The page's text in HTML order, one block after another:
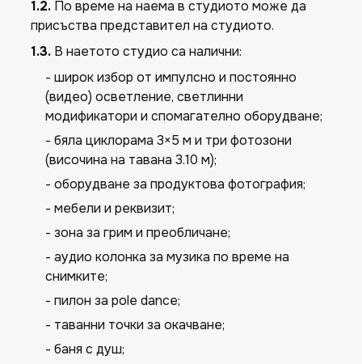
1.2. По време на наема в студиото може да
присъства представител на студиото.
1.3. В наетото студио са налични:
- широк избор от импулсно и постоянно
(видео) осветление, светлинни
модификатори и спомагателно оборудване;
- бяла циклорама 3×5 м и три фотозони
(височина на тавана 3.10 м);
- оборудване за продуктова фотография;
- мебели и реквизит;
- зона за грим и преобличане;
- аудио колонка за музика по време на
снимките;
- пилон за pole dance;
- таванни точки за окачване;
- баня с душ;